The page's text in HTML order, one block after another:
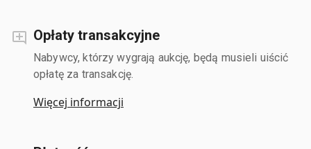
Opłaty transakcyjne
Nabywcy, którzy wygrają aukcję, będą musieli uiścić
opłatę za transakcję.
Więcej informacji